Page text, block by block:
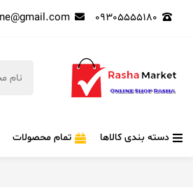
09305555180
دسته بندی کالاها تمام محصولات